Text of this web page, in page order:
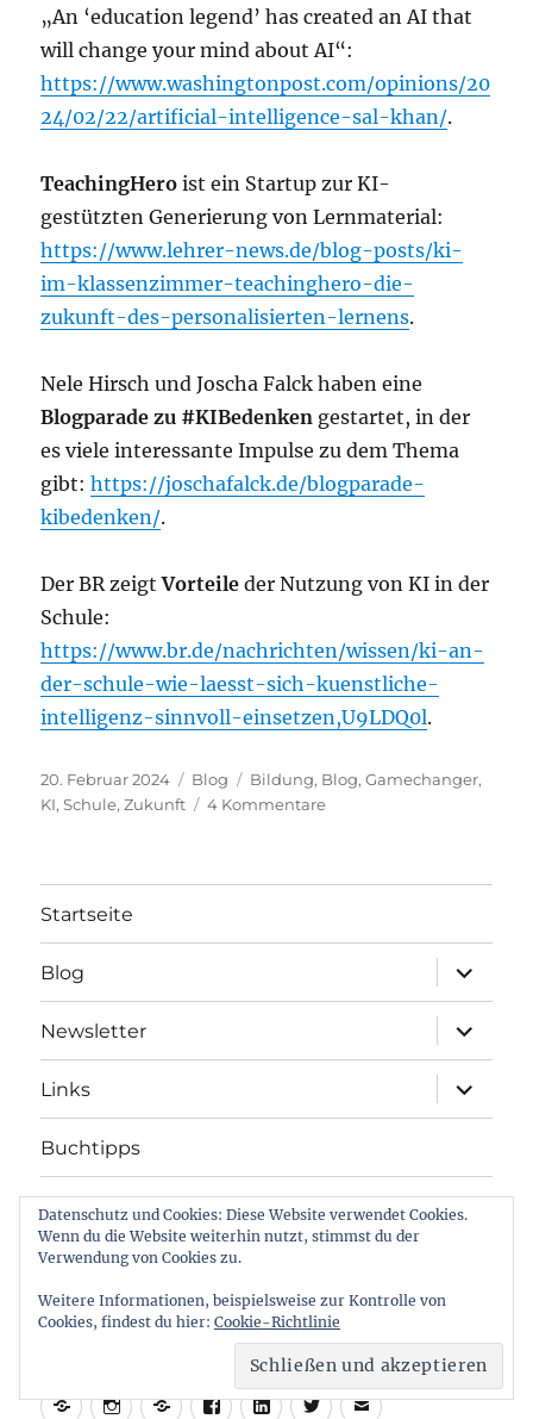
„An ‘education legend’ has created an AI that
will change your mind about AI“:
https://www.washingtonpost.com/opinions/20
24/02/22/artificial-intelligence-sal-khan/.
TeachingHeroist ein Startup zur KI-
gestützten Generierung von Lernmaterial:
https://www.lehrer-news.de/blog-posts/ki-
im-klassenzimmer-teachinghero-die-
zukunft-des-personalisierten-lernens.
Nele Hirsch und Joscha Falck haben eine
Blogparade zu #KIBedenken gestartet, in der
es viele interessante Impulse zu dem Thema
gibt:https://joschafalck.de/blogparade-
kibedenken/.
Der BR zeigtVorteileder Nutzung von KI in der
Schule:
https://www.br.de/nachrichten/wissen/ki-an-
der-schule-wie-laesst-sich-kuenstliche-
intelligenz-sinnvoll-einsetzen,U9LDQ0l.
Veröffentlicht
am
20. Februar 2024 Kategorien
Blog Schlagwörter
Bildung, Blog,Gamechanger,
KI,Schule,Zukunft 4 Kommentarezu
der
Startseite
Blog
öffnen
Newsletter
öffnen
Links
öffnen
Buchtipps
Grundmann rechnet
Über mich
Kontakt/Impr./Datensch.
BlueSkyInstagram
ThreadsFacebookLinkedInTwitter
E-
Datenschutz und Cookies: Diese Website verwendet Cookies.
Wenn du die Website weiterhin nutzt, stimmst du der
Verwendung von Cookies zu.
Weitere Informationen, beispielsweise zur Kontrolle von
Cookies, findest du hier: Cookie-Richtlinie